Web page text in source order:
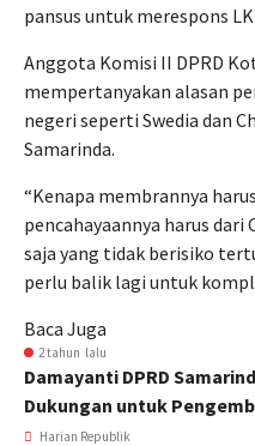
pansus untuk merespons
Anggota Komisi II DPRD
mempertanyakan alasan
negeri seperti Swedia dan
Samarinda.
“Kenapa membrannya
pencahayaannya harus dari
saja yang tidak berisiko
perlu balik lagi untuk
Baca Juga
2 tahun lalu
Damayanti DPRD
Dukungan untuk
Harian Republik